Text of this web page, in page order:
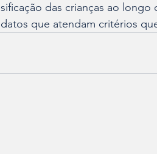
das crianças ao
que atendam critérios